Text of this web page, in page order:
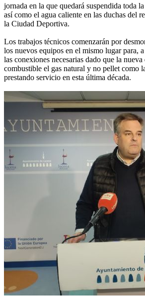
jornada en la que quedará suspendida toda
así como el agua caliente en las duchas del
la Ciudad Deportiva.
Los trabajos técnicos comenzarán por
los nuevos equipos en el mismo lugar para,
las conexiones necesarias dado que la
combustible el gas natural y no pellet como
prestando servicio en esta última década.